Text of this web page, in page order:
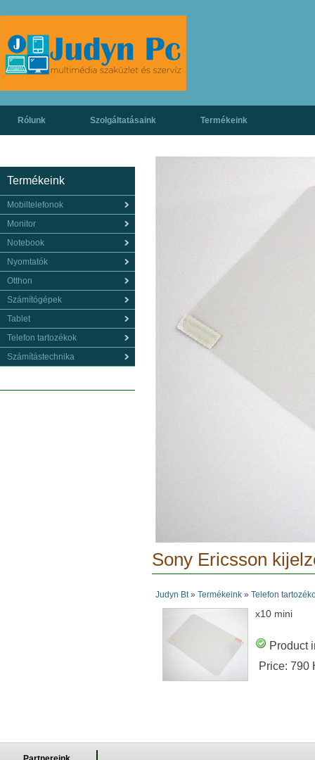
Rólunk Szolgáltatásaink Termékeink
Sony Ericsson
Judyn Bt» Termékeink» Telefon
x10 mini
Product
Price: 790
Termékeink
Mobiltelefonok
Monitor
Notebook
Nyomtatók
Otthon
Számítógépek
Tablet
Telefon tartozékok
Számítástechnika